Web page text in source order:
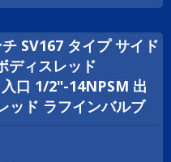
ンバルブは、NSF、cUPC、
しています。 世界中でビジネ
お客様をサポートしていま
は、顧客の要求に応じてカス
、1-20UNEF、G 1/2、および
ます。
SV167 タイプ サイド
ディスレッド
口 1/2"-14NPSM 出
ッド ラフインバルブ